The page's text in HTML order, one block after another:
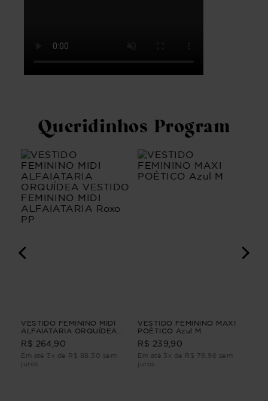
Queridinhos Program
VESTIDO FEMININO MIDI
ALFAIATARIA ORQUÍDEA
VESTIDO FEMININO MIDI
ALFAIATARIA Roxo PP
R$ 264,90
Em até 3x de R$ 88,30 sem
juros
VESTIDO FEMININO MAXI
POÉTICO Azul M
R$ 239,90
Em até 3x de R$ 79,96 sem
juros